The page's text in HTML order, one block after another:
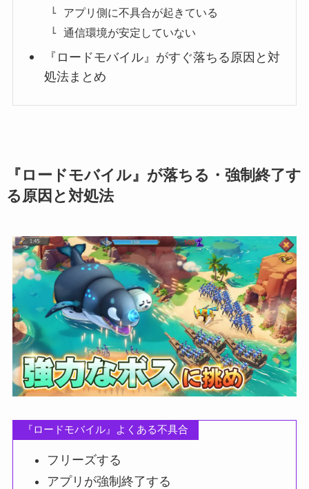
アプリ側に不具合が起きている
通信環境が安定していない
『ロードモバイル』がすぐ落ちる原因と対
処法まとめ
『ロードモバイル』が落ちる・強制終了す
る原因と対処法
『ロードモバイル』よくある不具合
フリーズする
アプリが強制終了する